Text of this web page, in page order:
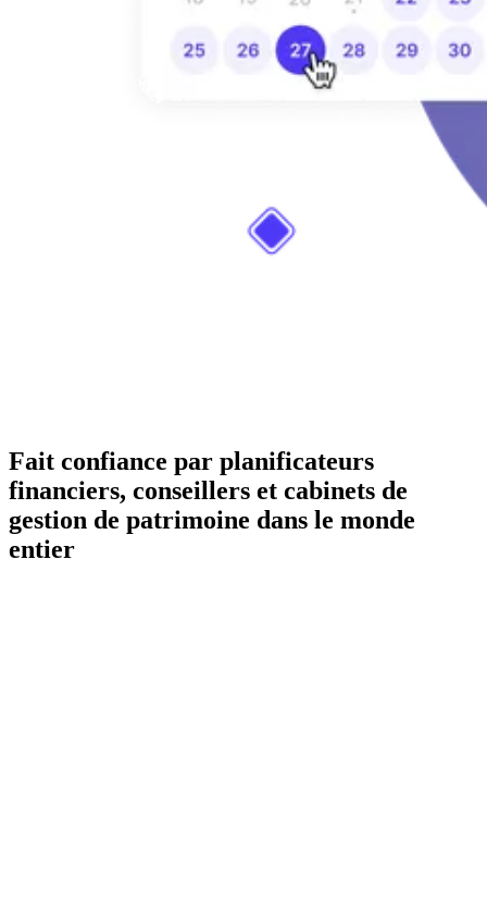
Fait confiance par planificateurs
financiers, conseillers et cabinets de
gestion de patrimoine dans le monde
entier